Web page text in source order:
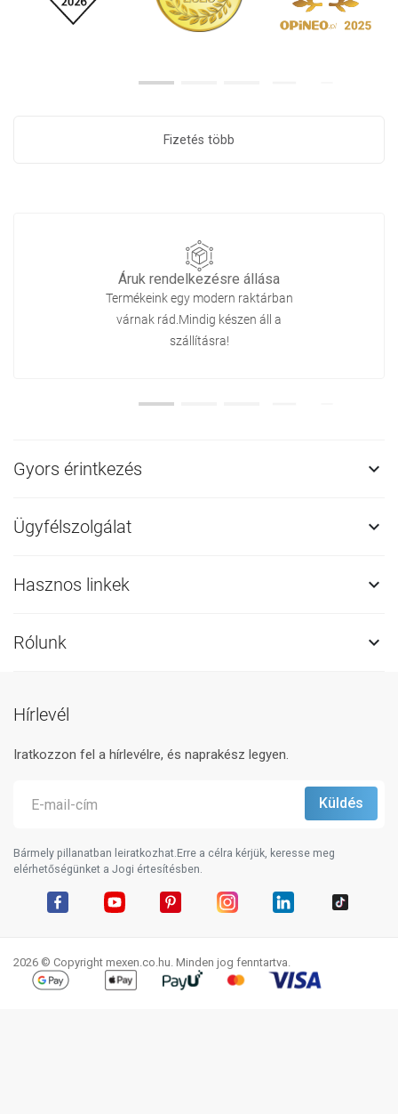
Fizetés több
Áruk rendelkezésre állása
Termékeink egy modern raktárban
várnak rád.Mindig készen áll a
szállításra!
Gyors érintkezés 
Ügyfélszolgálat 
Hasznos linkek 
Rólunk 
Hírlevél
Iratkozzon fel a hírlevélre, és naprakész legyen.
Bármely pillanatban leiratkozhat.Erre a célra kérjük, keresse meg
elérhetőségünket a Jogi értesítésben.
2026 © Copyright mexen.co.hu. Minden jog fenntartva.